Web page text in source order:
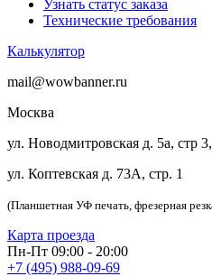
Узнать статус заказа
Технические требования
Калькулятор
mail@wowbanner.ru
Москва
ул. Новодмитровская д. 5а, стр
ул. Коптевская д. 73А, стр. 1
(Планшетная УФ печать, фрезерная
Карта проезда
Пн-Пт 09:00 - 20:00
+7 (495) 988-09-69